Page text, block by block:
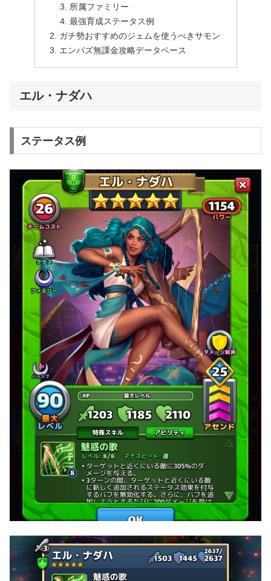
所属ファミリー
最強育成ステータス例
ガチ勢おすすめのジェムを使うべきサモン
エンパズ無課金攻略データベース
エル・ナダハ
ステータス例